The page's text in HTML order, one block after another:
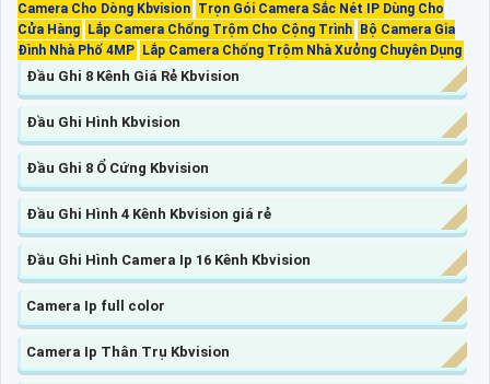
Camera Cho Dòng Kbvision Trọn Gói Camera Sắc Nét IP Dùng Cho
Cửa Hàng
Lắp Camera Chống Trộm Cho Cộng Trình
Bộ Camera Gia
Đình Nhà Phố 4MP
Lắp Camera Chống Trộm Nhà Xưởng Chuyên Dụng
Đầu Ghi 8 Kênh Giá Rẻ Kbvision
Đầu Ghi Hình Kbvision
Đầu Ghi 8 Ổ Cứng Kbvision
Đầu Ghi Hình 4 Kênh Kbvision giá rẻ
Đầu Ghi Hình Camera Ip 16 Kênh Kbvision
Camera Ip full color
Camera Ip Thân Trụ Kbvision